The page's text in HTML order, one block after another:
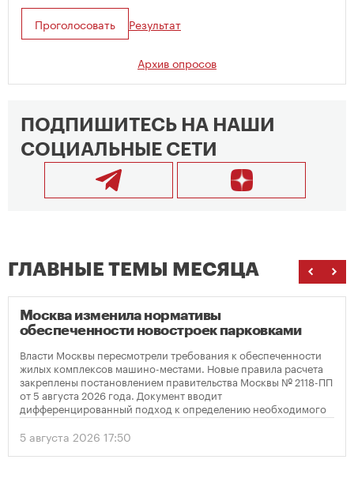
Проголосовать Результат
Архив опросов
ПОДПИШИТЕСЬ НА НАШИ
СОЦИАЛЬНЫЕ СЕТИ
ГЛАВНЫЕ ТЕМЫ МЕСЯЦА
Москва изменила нормативы
обеспеченности новостроек парковками
Власти Москвы пересмотрели требования к обеспеченности
жилых комплексов машино-местами. Новые правила расчета
закреплены постановлением правительства Москвы № 2118-ПП
от 5 августа 2026 года. Документ вводит
дифференцированный подход к определению необходимого
количества парковок в зависимости от площади квартир и
устанавливает переходный период для уже согласованных
проектов.
5 августа 2026 17:50